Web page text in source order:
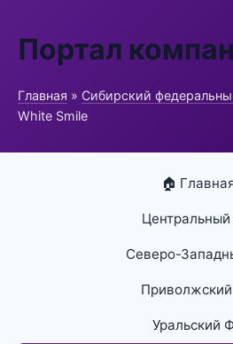
Портал
Главная » Сибирский
White Smile
🏠
Северо-
Уральский